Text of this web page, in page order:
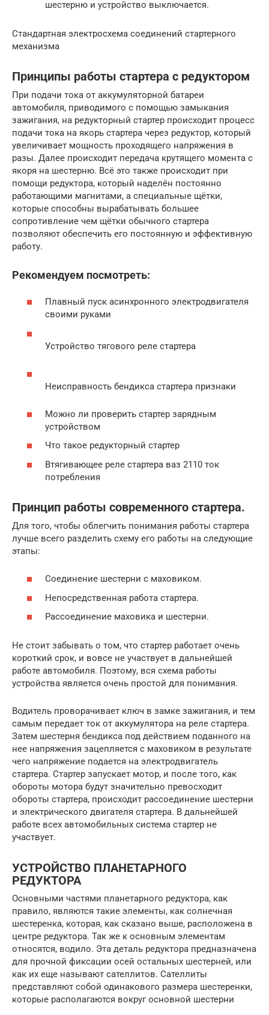
шестерню и устройство выключается.
Стандартная электросхема соединений стартерного
механизма
Принципы работы стартера с редуктором
При подачи тока от аккумуляторной батареи
автомобиля, приводимого с помощью замыкания
зажигания, на редукторный стартер происходит процесс
подачи тока на якорь стартера через редуктор, который
увеличивает мощность проходящего напряжения в
разы. Далее происходит передача крутящего момента с
якоря на шестерню. Всё это также происходит при
помощи редуктора, который наделён постоянно
работающими магнитами, а специальные щётки,
которые способны вырабатывать большее
сопротивление чем щётки обычного стартера
позволяют обеспечить его постоянную и эффективную
работу.
Рекомендуем посмотреть:
Плавный пуск асинхронного электродвигателя
своими руками
Устройство тягового реле стартера
Неисправность бендикса стартера признаки
Можно ли проверить стартер зарядным
устройством
Что такое редукторный стартер
Втягивающее реле стартера ваз 2110 ток
потребления
Принцип работы современного стартера.
Для того, чтобы облегчить понимания работы стартера
лучше всего разделить схему его работы на следующие
этапы:
Соединение шестерни с маховиком.
Непосредственная работа стартера.
Рассоединение маховика и шестерни.
Не стоит забывать о том, что стартер работает очень
короткий срок, и вовсе не участвует в дальнейшей
работе автомобиля. Поэтому, вся схема работы
устройства является очень простой для понимания.
Водитель проворачивает ключ в замке зажигания, и тем
самым передает ток от аккумулятора на реле стартера.
Затем шестерня бендикса под действием поданного на
нее напряжения зацепляется с маховиком в результате
чего напряжение подается на электродвигатель
стартера. Стартер запускает мотор, и после того, как
обороты мотора будут значительно превосходит
обороты стартера, происходит рассоединение шестерни
и электрического двигателя стартера. В дальнейшей
работе всех автомобильных система стартер не
участвует.
УСТРОЙСТВО ПЛАНЕТАРНОГО
РЕДУКТОРА
Основными частями планетарного редуктора, как
правило, являются такие элементы, как солнечная
шестеренка, которая, как сказано выше, расположена в
центре редуктора. Так же к основным элементам
относятся, водило. Эта деталь редуктора предназначена
для прочной фиксации осей остальных шестерней, или
как их еще называют сателлитов. Сателлиты
представляют собой одинакового размера шестеренки,
которые располагаются вокруг основной шестерни